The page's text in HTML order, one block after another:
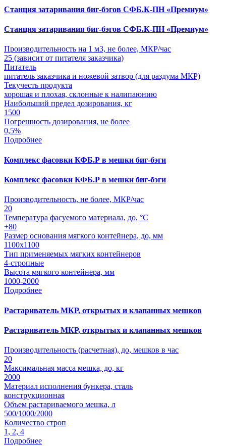
Станция затаривания биг-бэгов СФБ.К-ПН «Премиум»
Станция затаривания биг-бэгов СФБ.К-ПН «Премиум»
Производительность на 1 м3, не более, МКР/час
25 (зависит от питателя заказчика)
Питатель
питатель заказчика и ножевой затвор (для раздума МКР)
Текучесть продукта
хорошая и плохая, склонные к налипаюнию
Наибольший предел дозирования, кг
1500
Погрешность дозирования, не более
0,5%
Подробнее
Комплекс фасовки КФБ.Р в мешки биг-бэги
Комплекс фасовки КФБ.Р в мешки биг-бэги
Производительность, не более, МКР/час
20
Температура фасуемого материала, до, °С
+80
Размер основания мягкого контейнера, до, мм
1100х1100
Тип применяемых мягких контейнеров
4-стропные
Высота мягкого контейнера, мм
1000-2000
Подробнее
Растариватель МКР, открытых и клапанных мешков
Растариватель МКР, открытых и клапанных мешков
Производительность (расчетная), до, мешков в час
20
Максимальная масса мешка, до, кг
2000
Материал исполнения бункера, сталь
конструкционная
Объем растариваемого мешка, л
500/1000/2000
Количество строп
1, 2, 4
Подробнее